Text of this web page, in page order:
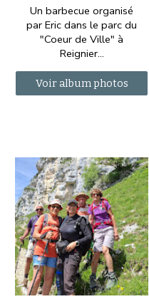
Un barbecue organisé
par Eric dans le parc du
"Coeur de Ville" à
Reignier...
Voir album photos